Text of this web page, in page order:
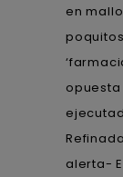
en
alerta-